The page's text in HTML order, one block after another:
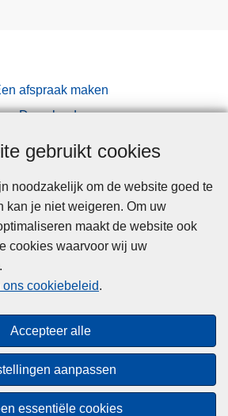
gebruikt cookies
noodzakelijk om de website goed te
kan je niet weigeren. Om uw
maakt de website ook
cookies waarvoor wij uw
ons cookiebeleid.
Accepteer alle
aanpassen
essentiële cookies
afspraak maken
Downloads
Privacy
Cookies
Toegankelijkheid
© 2026 Politie.be